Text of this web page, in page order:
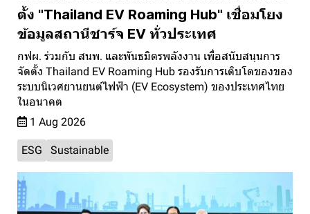
ตั้ง "Thailand EV Roaming Hub" เชื่อมโยง
ข้อมูลสถานีชาร์จ EV ทั่วประเทศ
กฟผ. ร่วมกับ สนพ. และพันธมิตรพลังงาน เพื่อสนับสนุนการ
จัดตั้ง Thailand EV Roaming Hub รองรับการเติบโตของของ
ระบบนิเวศยานยนต์ไฟฟ้า (EV Ecosystem) ของประเทศไทย
ในอนาคต
1 Aug 2026
ESG Sustainable